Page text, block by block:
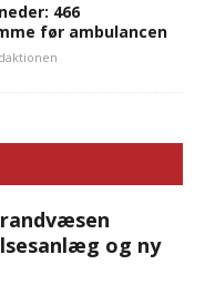
466
før ambulancen
og ny